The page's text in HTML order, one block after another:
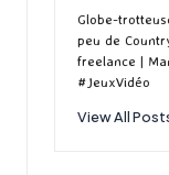
Globe-
peu de
freelance |
#JeuxVidéo
View All